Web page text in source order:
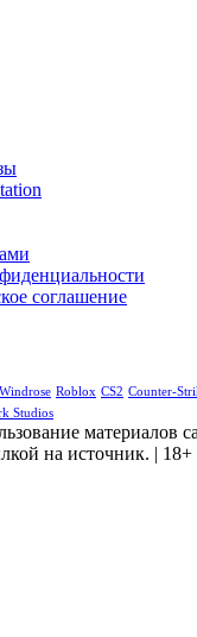
соглашение
Windrose Roblox CS2 Counter-
Studios
материалов
на источник. | 18+